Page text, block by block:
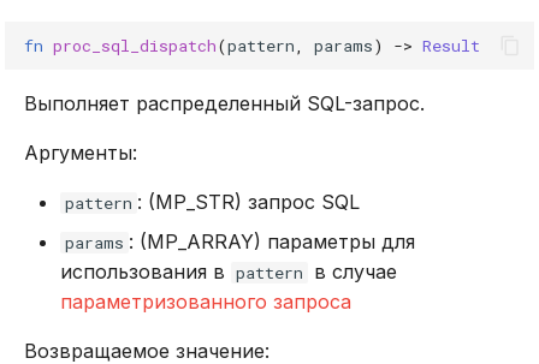
fn proc_sql_dispatch(pattern params) -> Result
Выполняет распределенный SQL-запрос.
Аргументы:
pattern : (MP_STR) запрос SQL
params : (MP_ARRAY) параметры для
использования в pattern
в случае
параметризованного запроса
Возвращаемое значение: